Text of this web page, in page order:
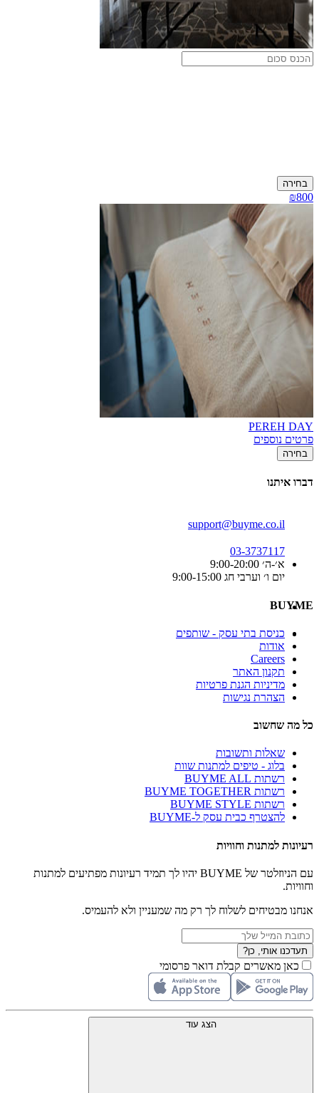
בחירה
₪800
PEREH DAY
פרטים נוספים
בחירה
דברו איתנו
support@buyme.co.il
03-3737117
א׳-ה׳ 9:00-20:00
יום ו׳ וערבי חג 9:00-15:00
BUYME
כניסת בתי עסק - שותפים
אודות
Careers
תקנון האתר
מדיניות הגנת פרטיות
הצהרת נגישות
כל מה שחשוב
שאלות ותשובות
בלוג - טיפים למתנות שוות
רשתות BUYME ALL
רשתות BUYME TOGETHER
רשתות BUYME STYLE
להצטרף כבית עסק ל-BUYME
רעיונות למתנות וחוויות
עם הניוזלטר של BUYME יהיו לך תמיד רעיונות מפתיעים למתנות
וחוויות.
אנחנו מבטיחים לשלוח לך רק מה שמעניין ולא להעמיס.
תעדכנו אותי, כן?
כאן מאשרים קבלת דואר פרסומי
הצג עוד